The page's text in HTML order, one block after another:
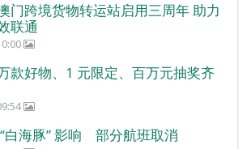
门跨境货物转运站启用三周年 助力
联通
款好物、1 元限定、百万元抽奖齐
白海豚” 影响 部分航班取消